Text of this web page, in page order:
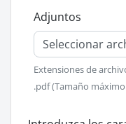
Adjuntos
Seleccionar
Extensiones de
.pdf (Tamaño